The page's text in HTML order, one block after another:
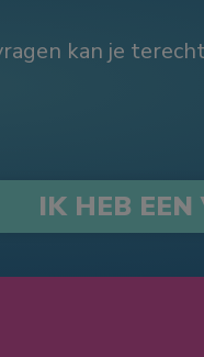
kan je
IK HEB EEN